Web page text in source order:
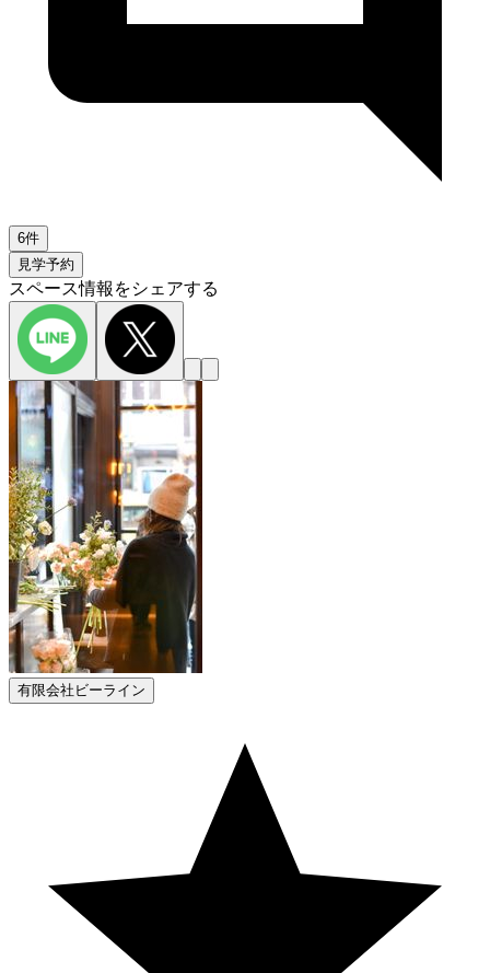
6件
見学予約
スペース情報をシェアする
有限会社ビーライン